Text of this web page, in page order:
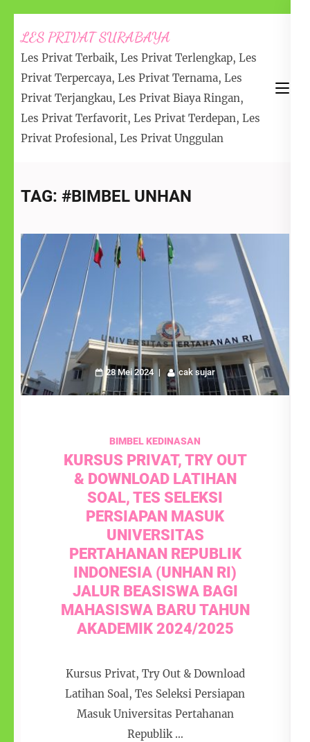
ke
konten
(Tekan
Enter)
LES PRIVAT SURABAYA
Les Privat Terbaik, Les Privat Terlengkap, Les
Privat Terpercaya, Les Privat Ternama, Les
Privat Terjangkau, Les Privat Biaya Ringan,
Les Privat Terfavorit, Les Privat Terdepan, Les
Privat Profesional, Les Privat Unggulan
TAG: #BIMBEL UNHAN
28 Mei 2024 cak sujar
BIMBEL KEDINASAN
KURSUS PRIVAT, TRY OUT
& DOWNLOAD LATIHAN
SOAL, TES SELEKSI
PERSIAPAN MASUK
UNIVERSITAS
PERTAHANAN REPUBLIK
INDONESIA (UNHAN RI)
JALUR BEASISWA BAGI
MAHASISWA BARU TAHUN
AKADEMIK 2024/2025
Kursus Privat, Try Out & Download
Latihan Soal, Tes Seleksi Persiapan
Masuk Universitas Pertahanan
Republik …